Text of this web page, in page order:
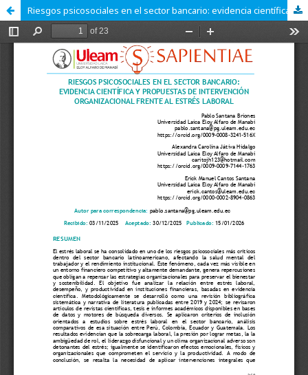
Riesgos psicosociales en el sector bancario: evidencia científica y propuestas de intervención organizacional frente al estrés laboral.